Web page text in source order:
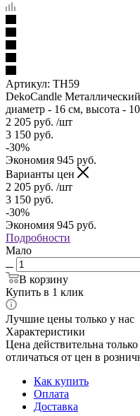
Артикул: TH59
DekoCandle
диаметр - 16 см, высота -
2 205 руб. /шт
3 150 руб.
-30%
Экономия 945 руб.
Варианты цен
2 205 руб. /шт
3 150 руб.
-30%
Экономия 945 руб.
Подробности
Мало
В корзину
Купить в 1 клик
Лучшие цены только у нас
Характеристики
Цена действительна
отличаться от цен в
Как купить
Оплата
Доставка